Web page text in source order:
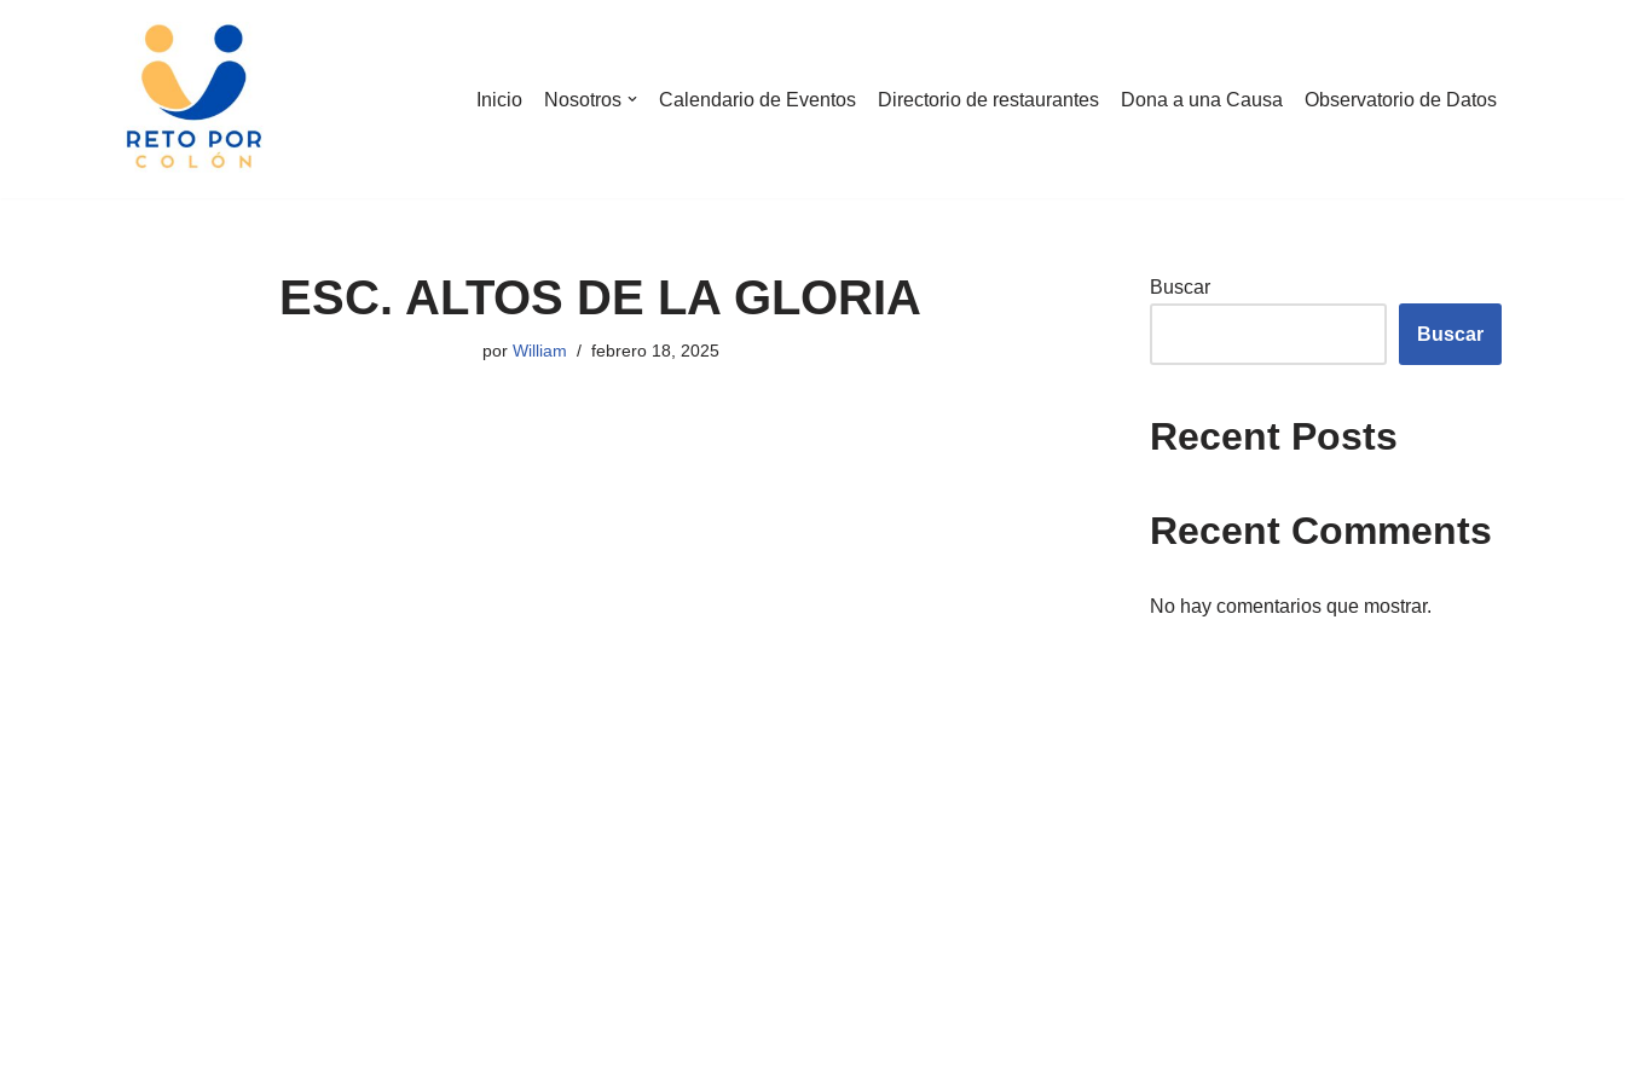
Inicio Nosotros Calendario de Eventos Directorio de restaurantes Dona a una Causa Observatorio de Datos
ESC. ALTOS DE LA GLORIA
por William febrero 18, 2025
Buscar
Buscar
Recent Posts
Recent Comments
No hay comentarios que mostrar.